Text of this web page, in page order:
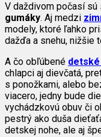
V daždivom počasí
gumáky. Aj medzi
modely, ktoré ľahko
dažďa a snehu, nižšie
A čo obľúbené
chlapci aj dievčatá,
s ponožkami, alebo
viacero, jedny bude
vychádzkovú obuv či
pestrý ako duša
detskej nohe, ale aj